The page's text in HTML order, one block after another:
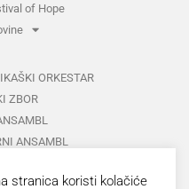
of Hope
ORKESTAR
ZBOR
ANSAMBL
ANSAMBLA
FOLKLOR
stranica koristi kolačiće